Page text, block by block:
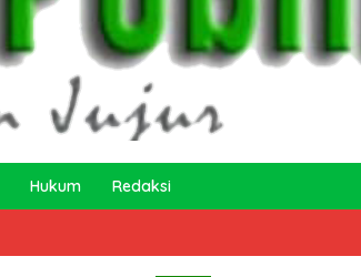
Hukum Redaksi